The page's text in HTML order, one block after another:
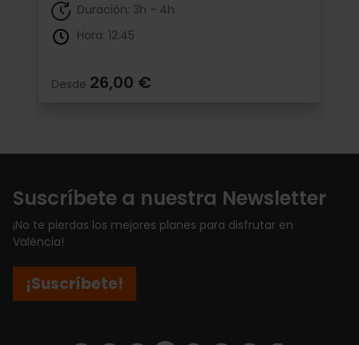
Duración: 3h - 4h
Hora: 12:45
Desde 26,00 €
Suscríbete a nuestra Newsletter
¡No te pierdas los mejores planes para disfrutar en
València!
¡Suscríbete!